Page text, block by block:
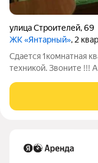
улица Строителей,69
ЖК «Янтарный», 2
Сдается 1комнатная
техникой. Звоните !!!